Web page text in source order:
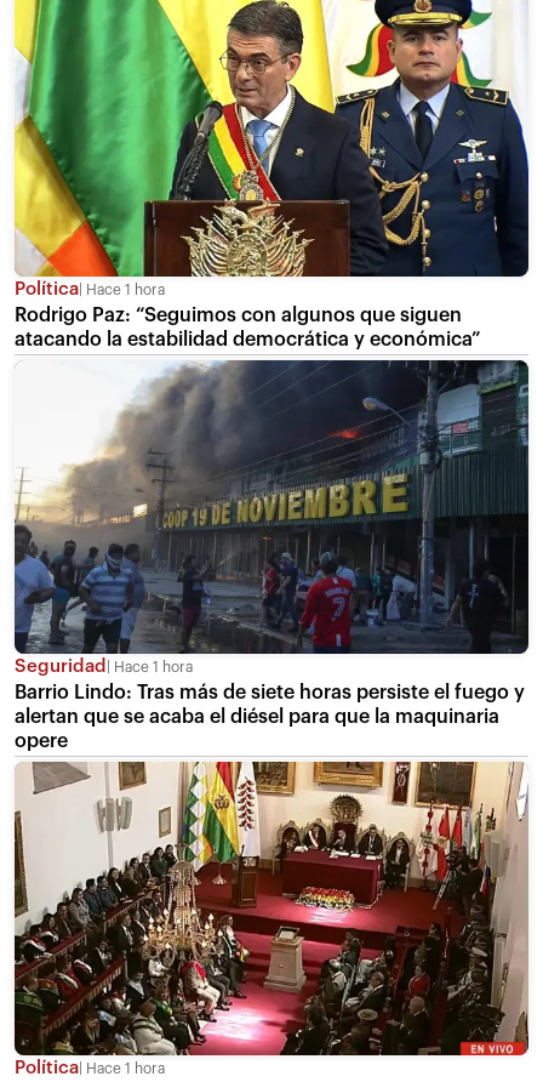
Política Hace 1 hora
Rodrigo Paz: “Seguimos con algunos que siguen
atacando la estabilidad democrática y económica”
Seguridad Hace 1 hora
Barrio Lindo: Tras más de siete horas persiste el fuego y
alertan que se acaba el diésel para que la maquinaria
opere
Política Hace 1 hora